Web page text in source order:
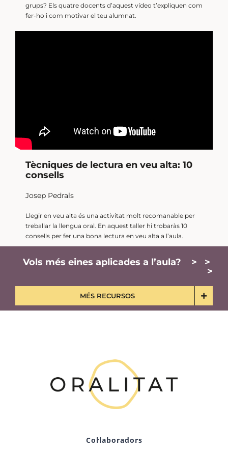
grups? Els quatre docents d’aquest vídeo t’expliquen com
fer-ho i com motivar el teu alumnat.
Tècniques de lectura en veu alta: 10
consells
Josep Pedrals
Llegir en veu alta és una activitat molt recomanable per
treballar la llengua oral. En aquest taller hi trobaràs 10
consells per fer una bona lectura en veu alta a l’aula.
Vols més eines aplicades a l’aula? > >
>
MÉS RECURSOS
Col·laboradors